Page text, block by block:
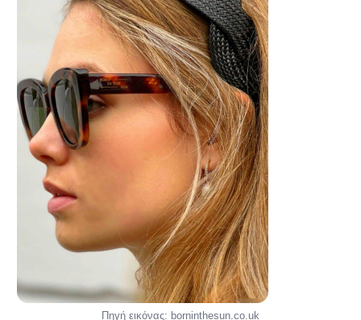
Πηγή εικόνας: borninthesun.co.uk